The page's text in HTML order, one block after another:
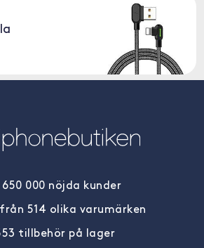
650 000 nöjda kunder
från 514 olika varumärken
tillbehör på lager